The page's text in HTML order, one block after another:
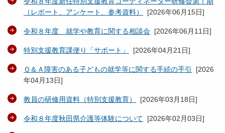
（レポート、アンケート、参考資料）
[2026年06月15日]
令和８年度 就学や教育に関する相談会 [2026年06月11日]
特別支援教育課便り「サポート」 [2026年04月21日]
Ｑ＆Ａ障害のある子どもの就学等に関する手続の手引 [2026
年04月13日]
教員の研修用資料（特別支援教育） [2026年03月18日]
令和８年度秋田県介護等体験について [2026年02月03日]